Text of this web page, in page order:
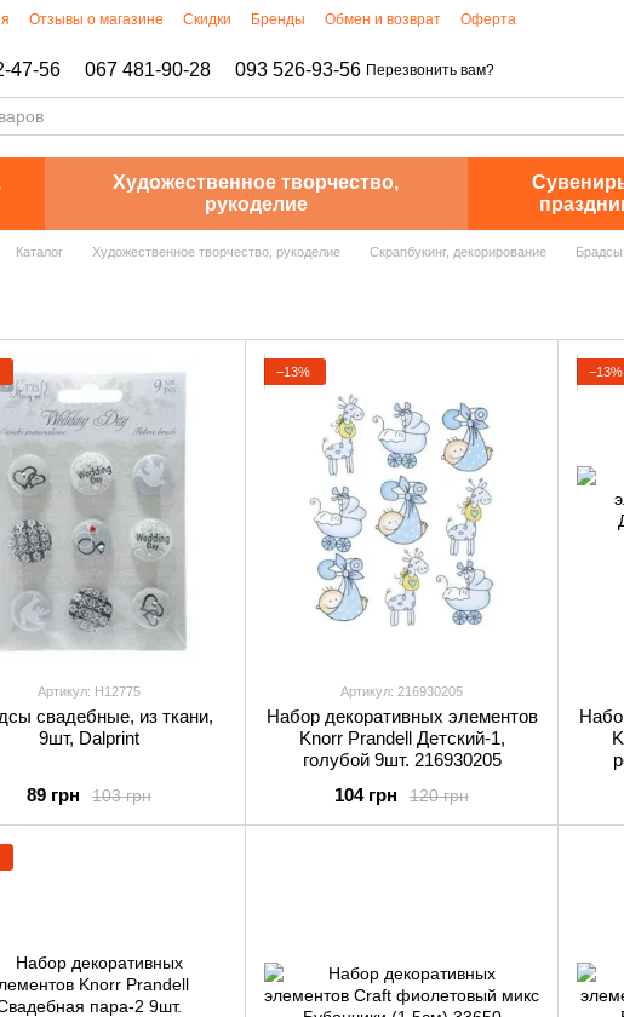
Отзывы о магазине Скидки Бренды Обмен и возврат
Оферта
47-56 067 481-90-28 093 526-93-56 Перезвонить вам?
Художественное творчество,
рукоделие
Каталог Художественное творчество, рукоделие Скрапбукинг, декорирование Брадсы
Артикул: H12775
свадебные, из ткани,
9шт, Dalprint
103 грн
89 грн
−13%
Артикул: 216930205
Набор декоративных элементов
Knorr Prandell Детский-1,
голубой 9шт. 216930205
120 грн
104 грн
−13%